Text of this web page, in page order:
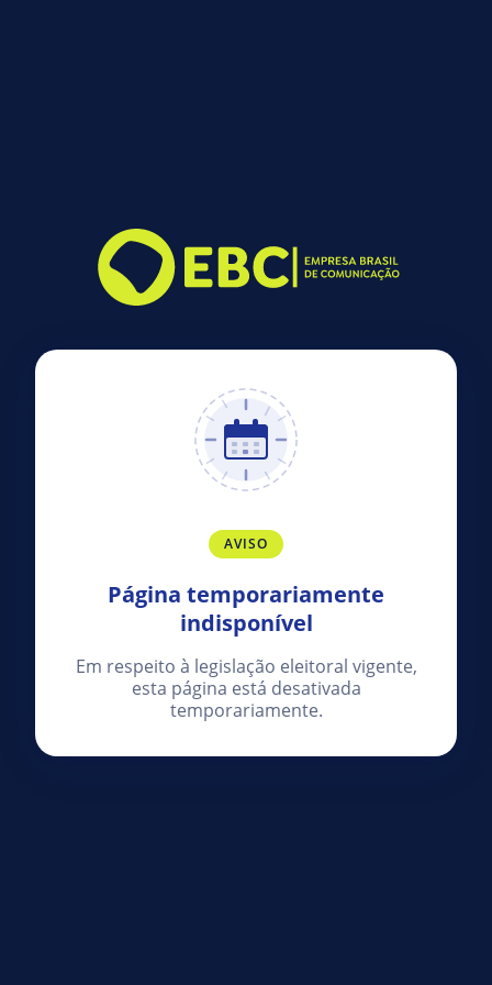
AVISO
Página temporariamente
indisponível
Em respeito à legislação eleitoral vigente,
esta página está desativada
temporariamente.